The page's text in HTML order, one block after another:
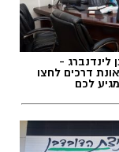
לינדנברג -
דרכים לחצו
לכם